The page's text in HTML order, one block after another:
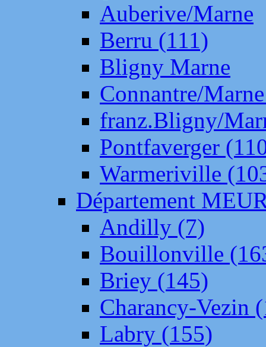
Auberive/Marne
Berru (111)
Bligny Marne
Connantre/
franz.Bligny/
Pontfaverger
Warmeriville
Département
Andilly (7)
Bouillonville
Briey (145)
Charancy-Vezin
Labry (155)